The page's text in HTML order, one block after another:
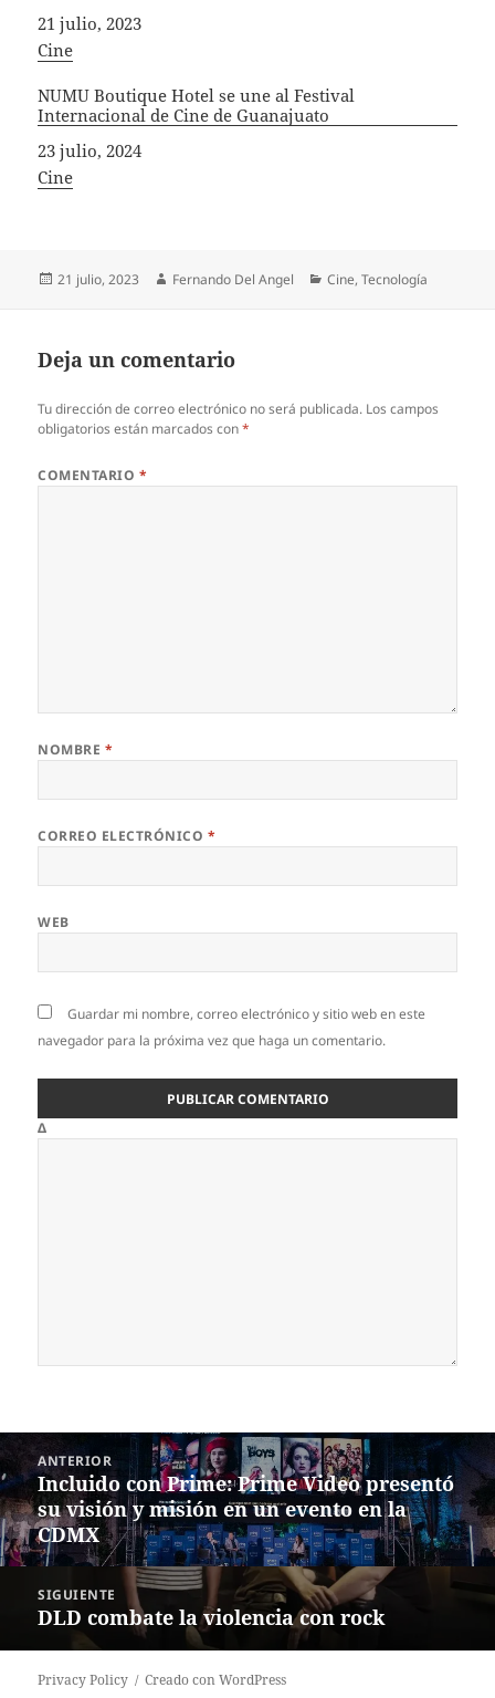
Fecha
21 julio, 2023
In relation to
Cine
NUMU Boutique Hotel se une al Festival
Internacional de Cine de Guanajuato
Fecha
23 julio, 2024
In relation to
Cine
Publicado
21 julio, 2023 Autor
Fernando Del Angel Categorías
Cine,Tecnología
Deja un comentario
Tu dirección de correo electrónico no será publicada. Los campos
obligatorios están marcados con*
COMENTARIO *
NOMBRE *
CORREO ELECTRÓNICO *
WEB
Guardar mi nombre, correo electrónico y sitio web en este
navegador para la próxima vez que haga un comentario.
Δ
Navegación
de
entradas
ANTERIOR
Entrada
anterior:
Incluido con Prime: Prime Video presentó
su visión y misión en un evento en la
CDMX
SIGUIENTE
Siguiente
entrada:
DLD combate la violencia con rock
Privacy Policy Creado con WordPress